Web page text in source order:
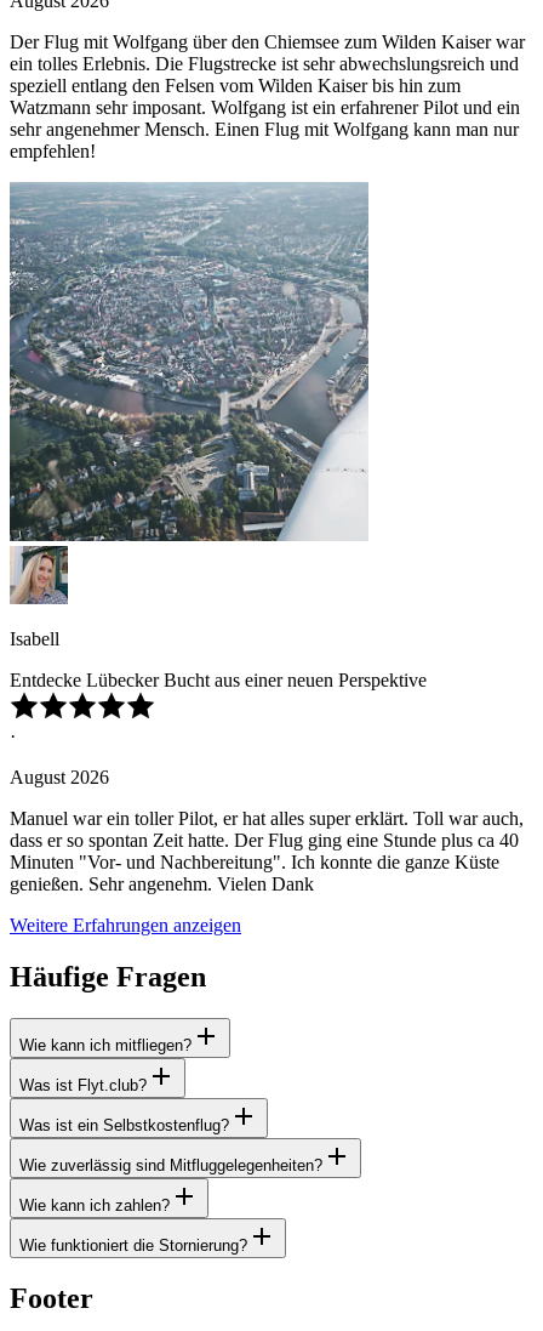
Der Flug mit Wolfgang über den Chiemsee zum Wilden Kaiser war
ein tolles Erlebnis. Die Flugstrecke ist sehr abwechslungsreich und
speziell entlang den Felsen vom Wilden Kaiser bis hin zum
Watzmann sehr imposant. Wolfgang ist ein erfahrener Pilot und ein
sehr angenehmer Mensch. Einen Flug mit Wolfgang kann man nur
empfehlen!
Isabell
Entdecke Lübecker Bucht aus einer neuen Perspektive
·
August 2026
Manuel war ein toller Pilot, er hat alles super erklärt. Toll war auch,
dass er so spontan Zeit hatte. Der Flug ging eine Stunde plus ca 40
Minuten "Vor- und Nachbereitung". Ich konnte die ganze Küste
genießen. Sehr angenehm. Vielen Dank
Weitere Erfahrungen anzeigen
Häufige Fragen
Wie kann ich mitfliegen?
Was ist Flyt.club?
Was ist ein Selbstkostenflug?
Wie zuverlässig sind Mitfluggelegenheiten?
Wie kann ich zahlen?
Wie funktioniert die Stornierung?
Footer